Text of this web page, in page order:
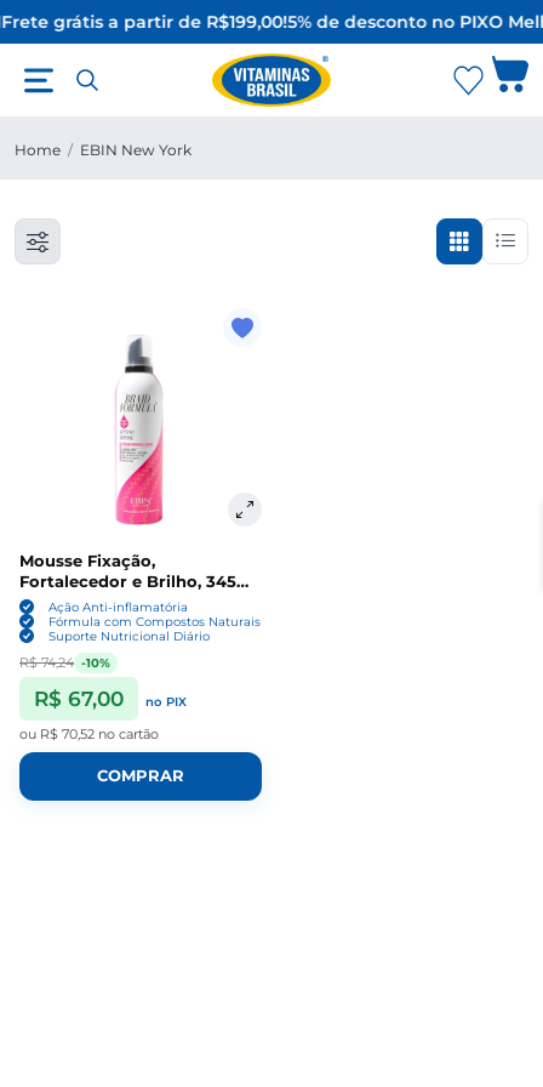
grátis a partir de R$199,00!5% de desconto no PIXO
Home / EBIN New York
Mousse Fixação,
Fortalecedor e Brilho, 345ml,
EBIN New York
Ação Anti-inflamatória
Fórmula com Compostos Naturais
Suporte Nutricional Diário
R$ 74,24 -10%
R$ 67,00 no PIX
ou R$ 70,52 no cartão
COMPRAR